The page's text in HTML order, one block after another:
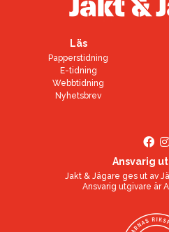
Läs
Papperstidning
E-tidning
Webbtidning
Nyhetsbrev
Ansvarig
Jakt & Jägare ges ut av
Ansvarig utgivare är